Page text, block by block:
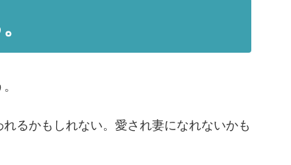
るかもしれない。愛され妻になれないかも